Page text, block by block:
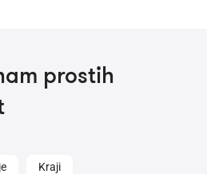
prostih
Kraji